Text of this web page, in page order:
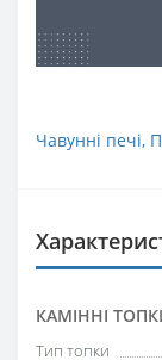
Чавунні печі,
КАМІННІ
Тип топки